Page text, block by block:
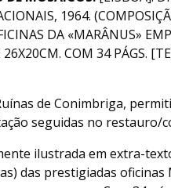
1964.
DA «MARÂNUS»
COM 34 PÁGS.
de Conimbriga,
seguidas no restauro/
ilustrada em extra-
das prestigiadas oficinas